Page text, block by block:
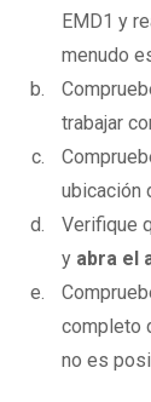
EMD1 y
menudo
trabajar
ubicación
Verifique
y abra el
completo
no es